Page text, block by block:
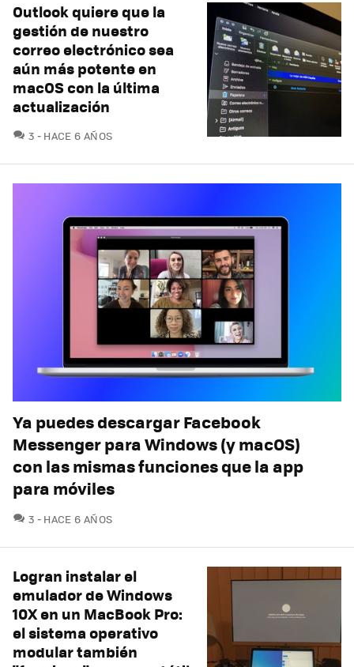
Outlook quiere que la
gestión de nuestro
correo electrónico sea
aún más potente en
macOS con la última
actualización
3 COMENTARIOS
HACE 6 AÑOS
Ya puedes descargar Facebook
Messenger para Windows (y macOS)
con las mismas funciones que la app
para móviles
3 COMENTARIOS
HACE 6 AÑOS
Logran instalar el
emulador de Windows
10X en un MacBook Pro:
el sistema operativo
modular también